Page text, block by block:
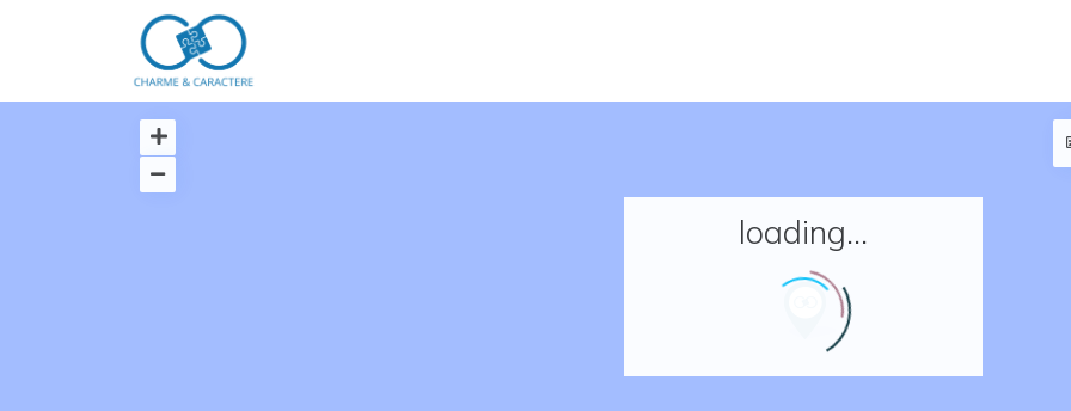
Réserver un séjour
loading...